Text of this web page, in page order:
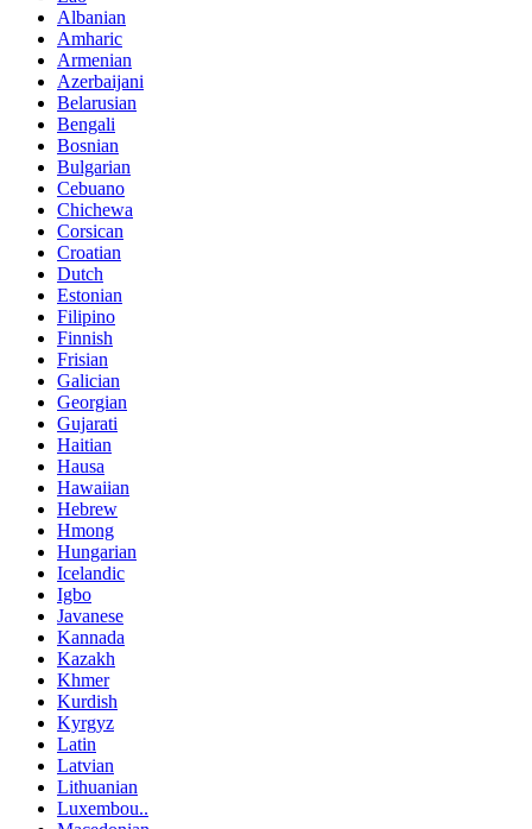
Albanian
Amharic
Armenian
Azerbaijani
Belarusian
Bengali
Bosnian
Bulgarian
Cebuano
Chichewa
Corsican
Croatian
Dutch
Estonian
Filipino
Finnish
Frisian
Galician
Georgian
Gujarati
Haitian
Hausa
Hawaiian
Hebrew
Hmong
Hungarian
Icelandic
Igbo
Javanese
Kannada
Kazakh
Khmer
Kurdish
Kyrgyz
Latin
Latvian
Lithuanian
Luxembou..